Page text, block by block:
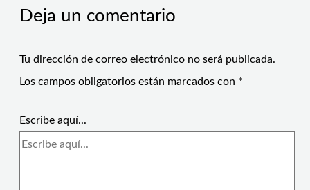
Deja un comentario
Tu dirección de correo electrónico no será publicada.
Los campos obligatorios están marcados con *
Escribe aquí...